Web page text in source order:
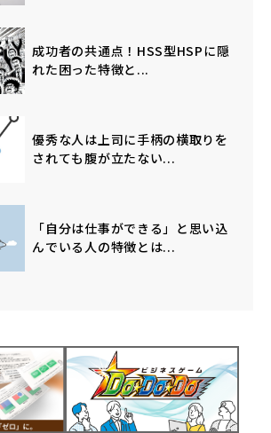
成功者の共通点！HSS型HSPに隠
れた困った特徴と...
優秀な人は上司に手柄の横取りを
されても腹が立たない...
「自分は仕事ができる」と思い込
んでいる人の特徴とは...